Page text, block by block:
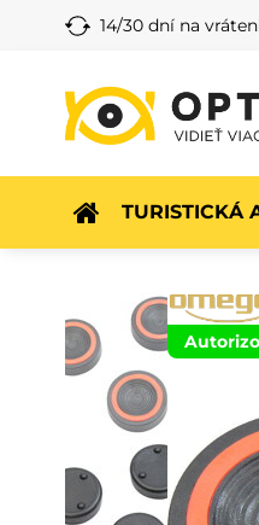
14/30 dní na
TURISTICKÁ